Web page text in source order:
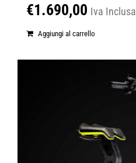
€1.690,00 Iva Inclusa
Aggiungi al carrello